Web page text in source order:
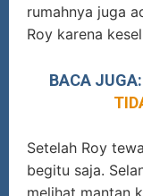
rumahnya juga
Roy karena
BACA JUGA:
Setelah Roy
begitu saja.